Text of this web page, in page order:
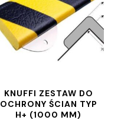
KNUFFI ZESTAW DO
OCHRONY ŚCIAN TYP
H+ (1000 MM)